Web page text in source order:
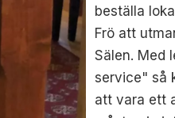
beställa
Frö att
Sälen. Med
service" så
att vara ett